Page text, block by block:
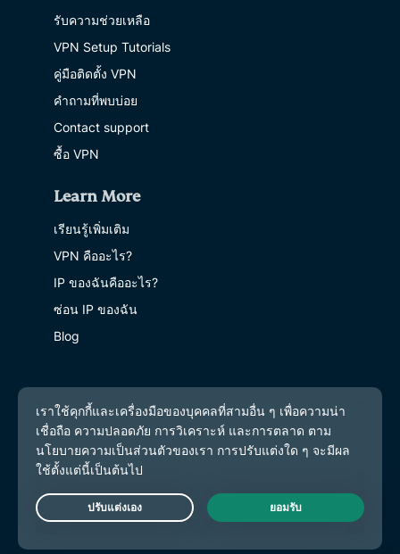
รับความช่วยเหลือ
VPN Setup Tutorials
คู่มือติดตั้ง VPN
คำถามที่พบบ่อย
Contact support
ซื้อ VPN
Learn More
เรียนรู้เพิ่มเติม
VPN คืออะไร?
IP ของฉันคืออะไร?
ซ่อน IP ของฉัน
Blog
Live Chat